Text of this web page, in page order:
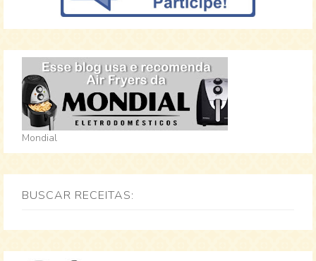
Mondial
BUSCAR RECEITAS: